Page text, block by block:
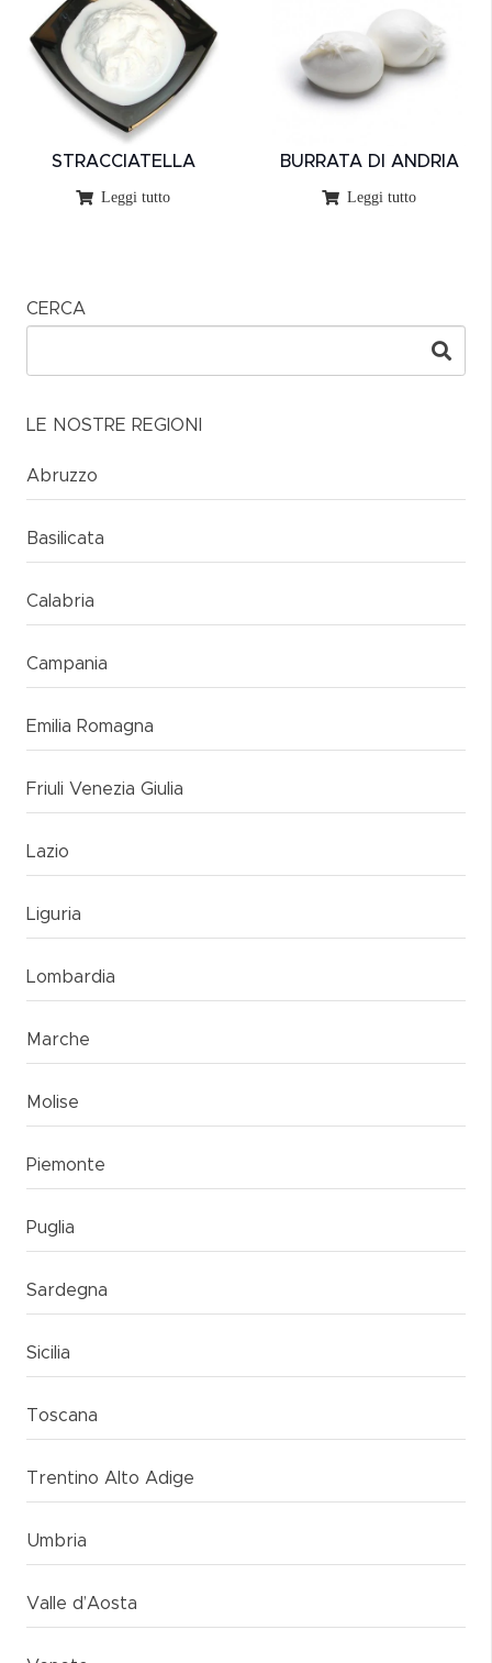
STRACCIATELLA
Leggi tutto
BURRATA DI ANDRIA
Leggi tutto
CERCA
LE NOSTRE REGIONI
Abruzzo
Basilicata
Calabria
Campania
Emilia Romagna
Friuli Venezia Giulia
Lazio
Liguria
Lombardia
Marche
Molise
Piemonte
Puglia
Sardegna
Sicilia
Toscana
Trentino Alto Adige
Umbria
Valle d’Aosta